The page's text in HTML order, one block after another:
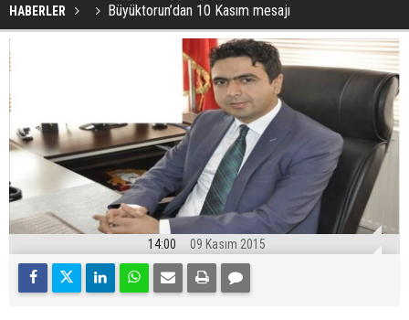
HABERLER Büyüktorun’dan 10 Kasım mesajı
14:00 09 Kasım 2015